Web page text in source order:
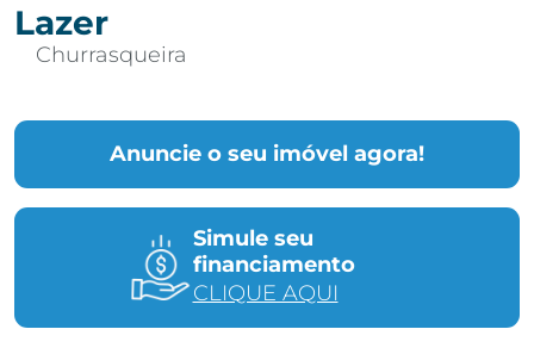
Anuncie o seu imóvel agora!
Simule seu
financiamento
CLIQUE AQUI
Lazer
Churrasqueira